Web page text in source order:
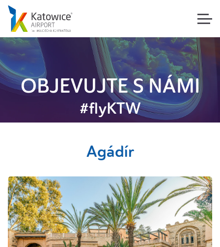
OBJEVUJTE S NÁMI
#flyKTW
Agádír